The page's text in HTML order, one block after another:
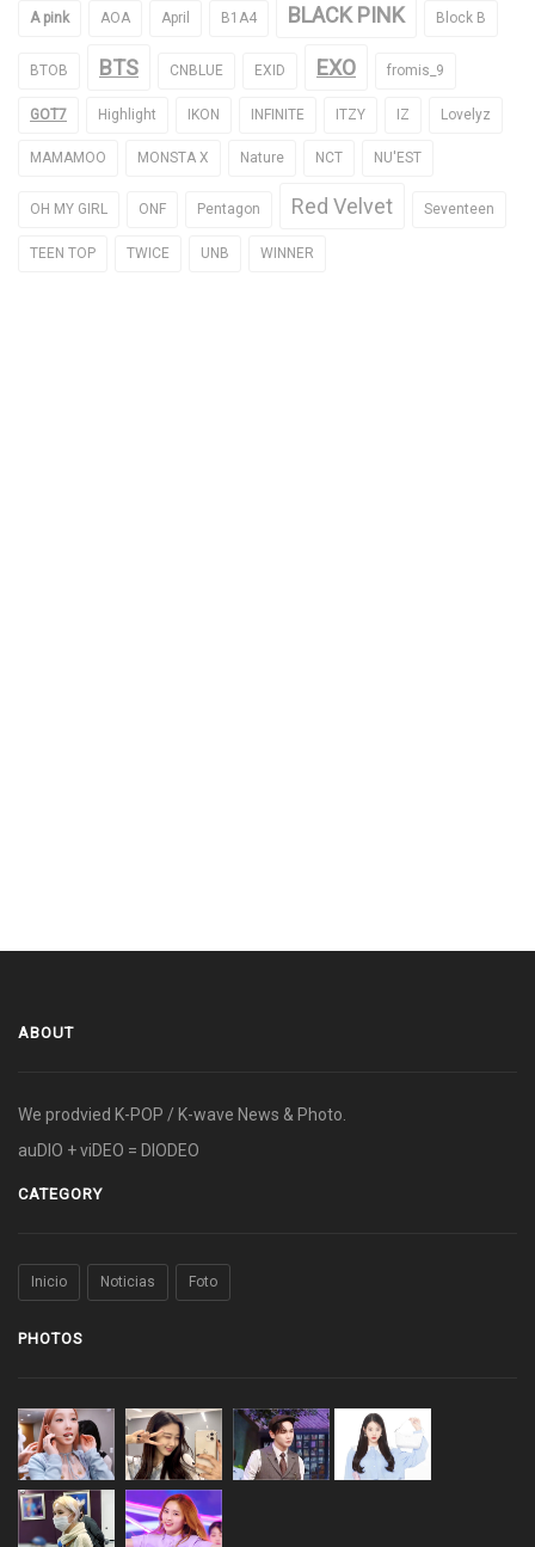
A pink AOA April B1A4 BLACK PINK Block B
BTOB BTS CNBLUE EXID EXO fromis_9
GOT7 Highlight IKON INFINITE ITZY IZ Lovelyz
MAMAMOO MONSTA X Nature NCT NU'EST
OH MY GIRL ONF Pentagon Red Velvet Seventeen
TEEN TOP TWICE UNB WINNER
ABOUT
We prodvied K-POP / K-wave News & Photo.
auDIO + viDEO = DIODEO
CATEGORY
Inicio Noticias Foto
PHOTOS